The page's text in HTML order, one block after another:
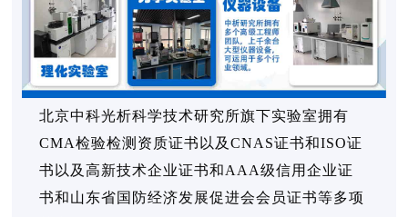
北京中科光析科学技术研究所旗下实验室拥有
CMA检验检测资质证书以及CNAS证书和ISO证
书以及高新技术企业证书和AAA级信用企业证
书和山东省国防经济发展促进会会员证书等多项